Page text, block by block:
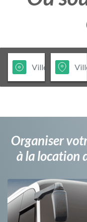
Organiser
à la location